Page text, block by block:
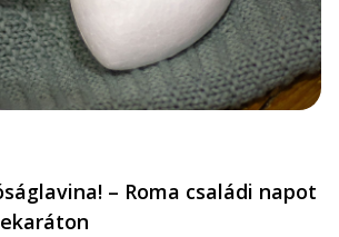
– Roma családi napot